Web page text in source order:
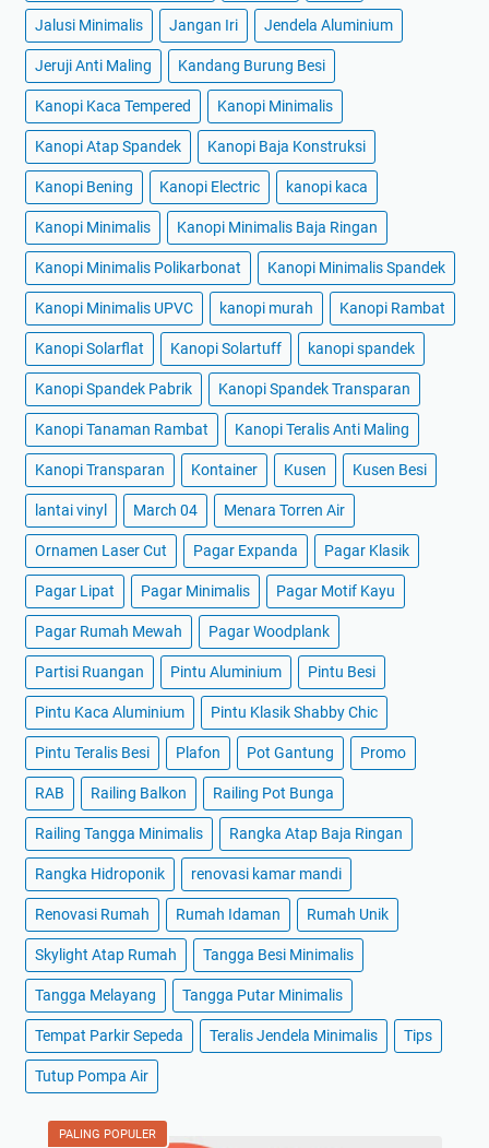
Jalusi Minimalis Jangan Iri Jendela Aluminium
Jeruji Anti Maling Kandang Burung Besi
Kanopi Kaca Tempered Kanopi Minimalis
Kanopi Atap Spandek Kanopi Baja Konstruksi
Kanopi Bening Kanopi Electric kanopi kaca
Kanopi Minimalis Kanopi Minimalis Baja Ringan
Kanopi Minimalis Polikarbonat Kanopi Minimalis Spandek
Kanopi Minimalis UPVC kanopi murah Kanopi Rambat
Kanopi Solarflat Kanopi Solartuff kanopi spandek
Kanopi Spandek Pabrik Kanopi Spandek Transparan
Kanopi Tanaman Rambat Kanopi Teralis Anti Maling
Kanopi Transparan Kontainer Kusen Kusen Besi
lantai vinyl March 04 Menara Torren Air
Ornamen Laser Cut Pagar Expanda Pagar Klasik
Pagar Lipat Pagar Minimalis Pagar Motif Kayu
Pagar Rumah Mewah Pagar Woodplank
Partisi Ruangan Pintu Aluminium Pintu Besi
Pintu Kaca Aluminium Pintu Klasik Shabby Chic
Pintu Teralis Besi Plafon Pot Gantung Promo
RAB Railing Balkon Railing Pot Bunga
Railing Tangga Minimalis Rangka Atap Baja Ringan
Rangka Hidroponik renovasi kamar mandi
Renovasi Rumah Rumah Idaman Rumah Unik
Skylight Atap Rumah Tangga Besi Minimalis
Tangga Melayang Tangga Putar Minimalis
Tempat Parkir Sepeda Teralis Jendela Minimalis Tips
Tutup Pompa Air
PALING POPULER